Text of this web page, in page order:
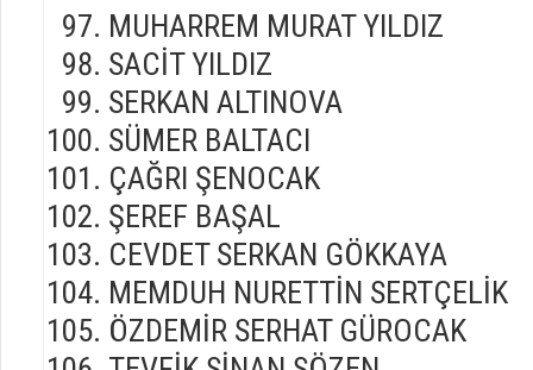
MUHARREM MURAT YILDIZ
SACİT YILDIZ
SERKAN ALTINOVA
SÜMER BALTACI
ÇAĞRI ŞENOCAK
ŞEREF BAŞAL
CEVDET SERKAN GÖKKAYA
MEMDUH NURETTİN SERTÇELİK
ÖZDEMİR SERHAT GÜROCAK